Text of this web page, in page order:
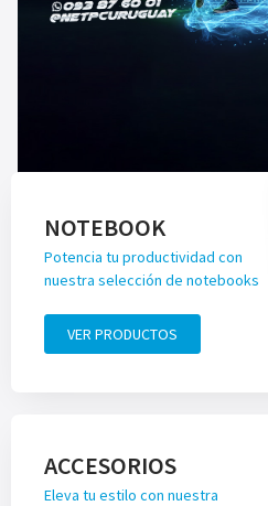
NOTEBOOK
Potencia tu productividad con
nuestra selección de notebooks
VER PRODUCTOS
ACCESORIOS
Eleva tu estilo con nuestra